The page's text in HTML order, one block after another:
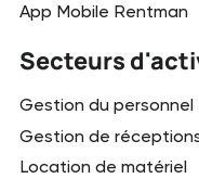
App Mobile Rentman
Secteurs
Gestion du personnel
Gestion de
Location de matériel